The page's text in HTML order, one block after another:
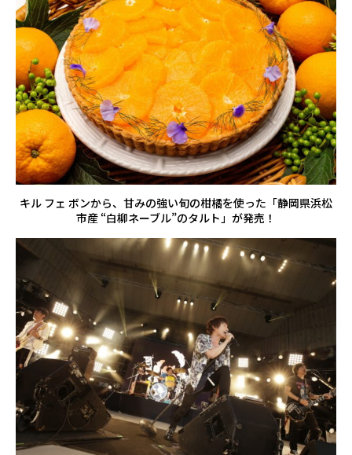
キル フェ ボンから、甘みの強い旬の柑橘を使った「静岡県浜松
市産 “白柳ネーブル”のタルト」が発売！